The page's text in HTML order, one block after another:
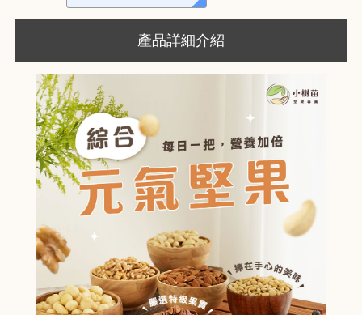
產品詳細介紹